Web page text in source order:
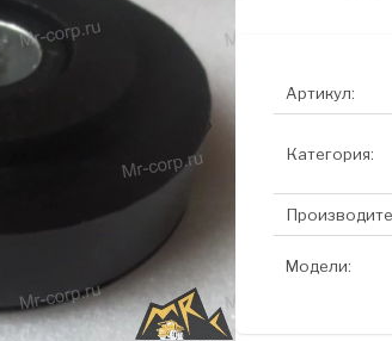
Артикул:
Категория:
Модели: